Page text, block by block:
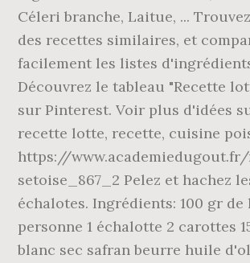
Céleri branche, Laitue, ...
des recettes similaires, et
facilement les listes
Découvrez le tableau "Recette
sur Pinterest. Voir plus d'idées
recette lotte, recette, cuisine
https://
setoise_867_2 Pelez et hachez
échalotes. Ingrédients: 100 gr
personne 1 échalotte 2 carottes
blanc sec safran beurre huile